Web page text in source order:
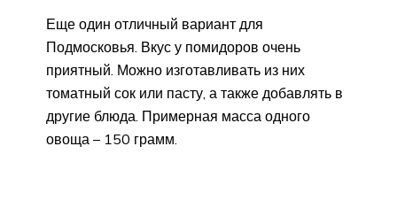
Еще один отличный вариант для
Подмосковья. Вкус у помидоров очень
приятный. Можно изготавливать из них
томатный сок или пасту, а также добавлять в
другие блюда. Примерная масса одного
овоща – 150 грамм.